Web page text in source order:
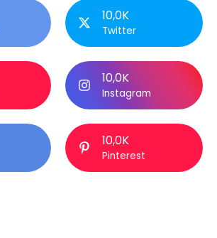
10,0K
Twitter
10,0K
Instagram
10,0K
Pinterest